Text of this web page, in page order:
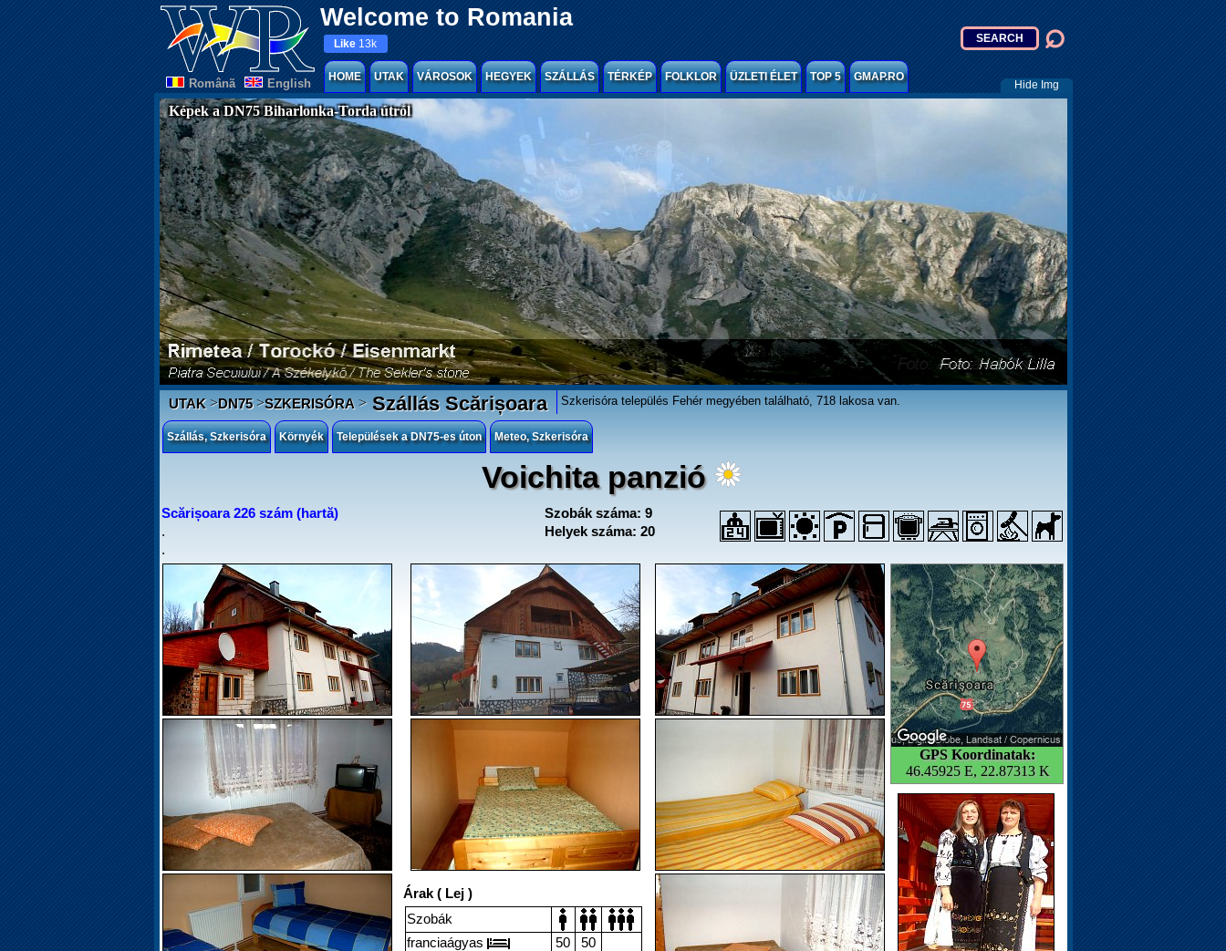
Welcome to Romania
Românã English
Like 13k
HOME UTAK VÁROSOK HEGYEK SZÁLLÁS TÉRKÉP FOLKLOR ÜZLETI ÉLET TOP 5 GMAP.RO
Hide Img
Képek a DN75 Biharlonka-Torda útról
UTAK>DN75>SZKERISÓRA>Szállás Scărișoara Szkerisóra település Fehér megyében található, 718 lakosa van.
Szállás, Szkerisóra Környék Települések a DN75-es úton Meteo, Szkerisóra
Voichita panzió
GPS Koordinatak:
46.45925 E, 22.87313 K
Scărișoara 226 szám (hartă)
.
.
Szobák száma: 9
Helyek száma: 20
Árak ( Lej )
Szobák
franciaágyas
50
50